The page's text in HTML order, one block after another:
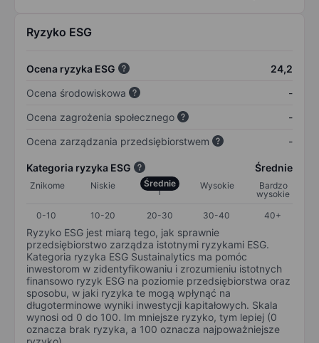
Ryzyko ESG
Ocena ryzyka ESG
24,2
Ocena środowiskowa
-
Ocena zagrożenia społecznego
-
Ocena zarządzania przedsiębiorstwem
-
Kategoria ryzyka ESG Średnie
Znikome Niskie Średnie Wysokie
Bardzo
wysokie
0-10
10-20 20-30 30-40 40+
Ryzyko ESG jest miarą tego, jak sprawnie
przedsiębiorstwo zarządza istotnymi ryzykami ESG.
Kategoria ryzyka ESG Sustainalytics ma pomóc
inwestorom w zidentyfikowaniu i zrozumieniu istotnych
finansowo ryzyk ESG na poziomie przedsiębiorstwa oraz
sposobu, w jaki ryzyka te mogą wpłynąć na
długoterminowe wyniki inwestycji kapitałowych. Skala
wynosi od 0 do 100. Im mniejsze ryzyko, tym lepiej (0
oznacza brak ryzyka, a 100 oznacza najpoważniejsze